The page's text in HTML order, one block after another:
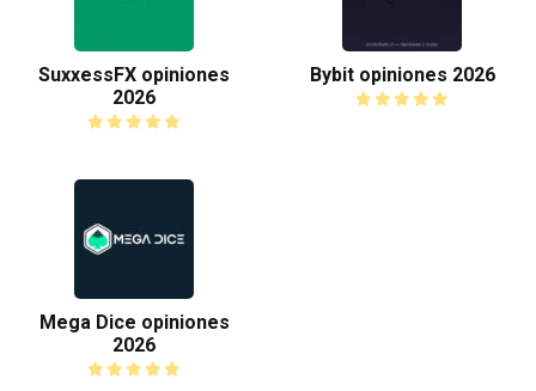
SuxxessFX opiniones
2026
Bybit opiniones 2026
Mega Dice opiniones
2026